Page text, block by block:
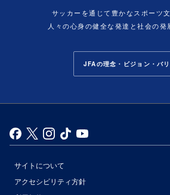
サッカーを通じて豊かなスポーツ文
人々の心身の健全な発達と社会の発
JFAの理念・ビジョン・バ
サイトについて
アクセシビリティ方針